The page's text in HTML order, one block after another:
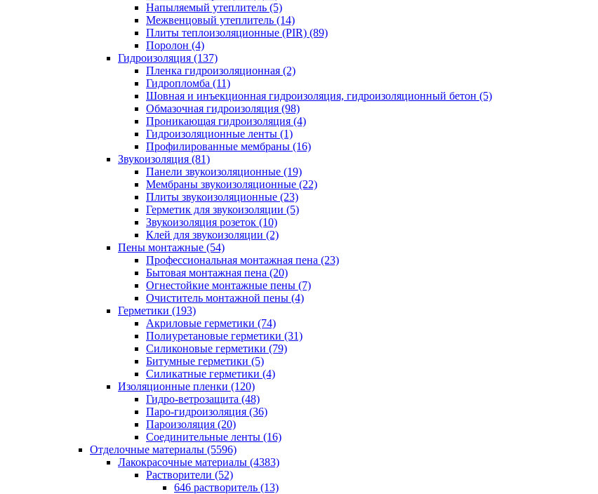
Напыляемый утеплитель (5)
Межвенцовый утеплитель (14)
Плиты теплоизоляционные (PIR) (89)
Поролон (4)
Гидроизоляция (137)
Пленка гидроизоляционная (2)
Гидропломба (11)
Шовная и инъекционная гидроизоляция, гидроизоляционный бетон (5)
Обмазочная гидроизоляция (98)
Проникающая гидроизоляция (4)
Гидроизоляционные ленты (1)
Профилированные мембраны (16)
Звукоизоляция (81)
Панели звукоизоляционные (19)
Мембраны звукоизоляционные (22)
Плиты звукоизоляционные (23)
Герметик для звукоизоляции (5)
Звукоизоляция розеток (10)
Клей для звукоизоляции (2)
Пены монтажные (54)
Профессиональная монтажная пена (23)
Бытовая монтажная пена (20)
Огнестойкие монтажные пены (7)
Очиститель монтажной пены (4)
Герметики (193)
Акриловые герметики (74)
Полиуретановые герметики (31)
Силиконовые герметики (79)
Битумные герметики (5)
Силикатные герметики (4)
Изоляционные пленки (120)
Гидро-ветрозащита (48)
Паро-гидроизоляция (36)
Пароизоляция (20)
Соединительные ленты (16)
Отделочные материалы (5596)
Лакокрасочные материалы (4383)
Растворители (52)
646 растворитель (13)